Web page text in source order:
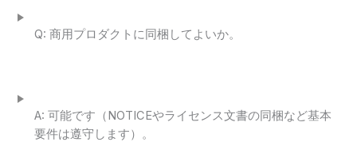
Q: 商用プロダクトに同梱してよいか。
A: 可能です（NOTICEやライセンス文書の同梱など基本
要件は遵守します）。